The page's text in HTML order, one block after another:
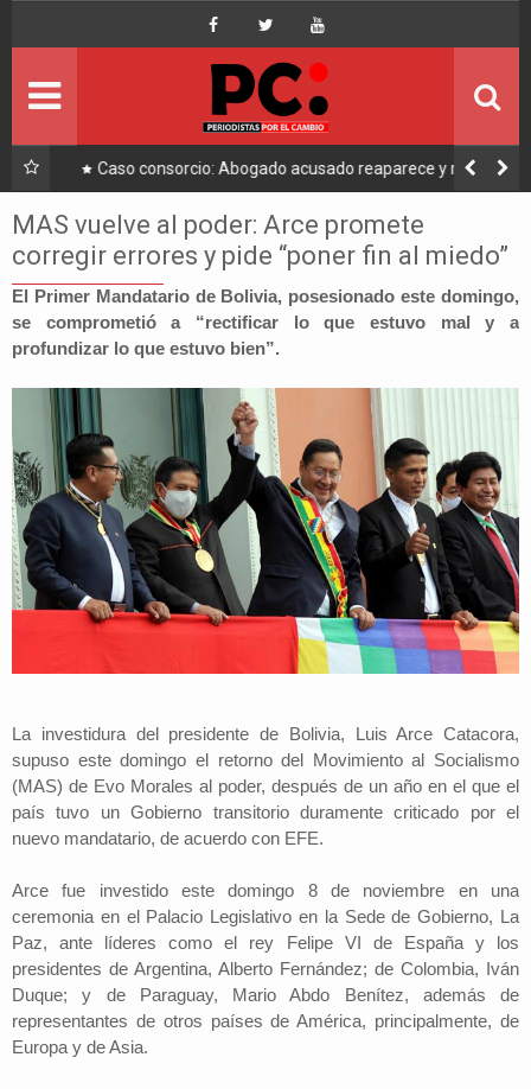
Caso consorcio: Abogado acusado reaparece y ratifica
su denuncia contra Coaquira
MAS vuelve al poder: Arce promete
corregir errores y pide “poner fin al miedo”
El Primer Mandatario de Bolivia, posesionado este domingo,
se comprometió a “rectificar lo que estuvo mal y a
profundizar lo que estuvo bien”.
La investidura del presidente de Bolivia, Luis Arce Catacora,
supuso este domingo el retorno del Movimiento al Socialismo
(MAS) de Evo Morales al poder, después de un año en el que el
país tuvo un Gobierno transitorio duramente criticado por el
nuevo mandatario, de acuerdo con EFE.
Arce fue investido este domingo 8 de noviembre en una
ceremonia en el Palacio Legislativo en la Sede de Gobierno, La
Paz, ante líderes como el rey Felipe VI de España y los
presidentes de Argentina, Alberto Fernández; de Colombia, Iván
Duque; y de Paraguay, Mario Abdo Benítez, además de
representantes de otros países de América, principalmente, de
Europa y de Asia.
Portada
Ultimo
Economía
Mundo
Nacional
Lee Más